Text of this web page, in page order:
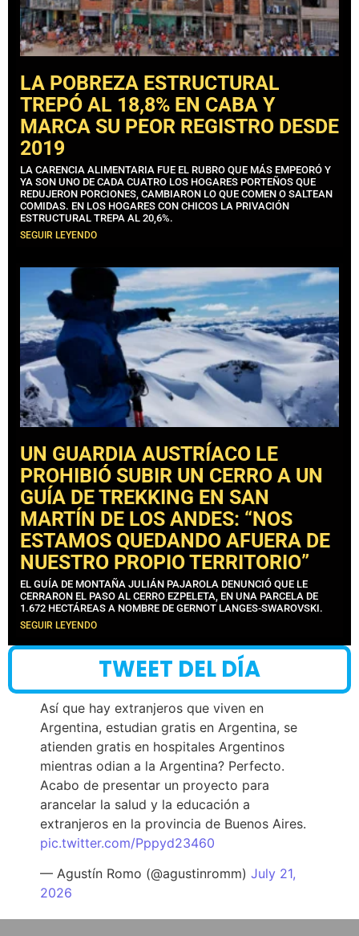
LA POBREZA ESTRUCTURAL
TREPÓ AL 18,8% EN CABA Y
MARCA SU PEOR REGISTRO DESDE
2019
LA CARENCIA ALIMENTARIA FUE EL RUBRO QUE MÁS EMPEORÓ Y
YA SON UNO DE CADA CUATRO LOS HOGARES PORTEÑOS QUE
REDUJERON PORCIONES, CAMBIARON LO QUE COMEN O SALTEAN
COMIDAS. EN LOS HOGARES CON CHICOS LA PRIVACIÓN
ESTRUCTURAL TREPA AL 20,6%.
SEGUIR LEYENDO
UN GUARDIA AUSTRÍACO LE
PROHIBIÓ SUBIR UN CERRO A UN
GUÍA DE TREKKING EN SAN
MARTÍN DE LOS ANDES: “NOS
ESTAMOS QUEDANDO AFUERA DE
NUESTRO PROPIO TERRITORIO”
EL GUÍA DE MONTAÑA JULIÁN PAJAROLA DENUNCIÓ QUE LE
CERRARON EL PASO AL CERRO EZPELETA, EN UNA PARCELA DE
1.672 HECTÁREAS A NOMBRE DE GERNOT LANGES-SWAROVSKI.
SEGUIR LEYENDO
TWEET DEL DÍA
Así que hay extranjeros que viven en
Argentina, estudian gratis en Argentina, se
atienden gratis en hospitales Argentinos
mientras odian a la Argentina? Perfecto.
Acabo de presentar un proyecto para
arancelar la salud y la educación a
extranjeros en la provincia de Buenos Aires.
pic.twitter.com/Pppyd23460
— Agustín Romo (@agustinromm) July 21,
2026